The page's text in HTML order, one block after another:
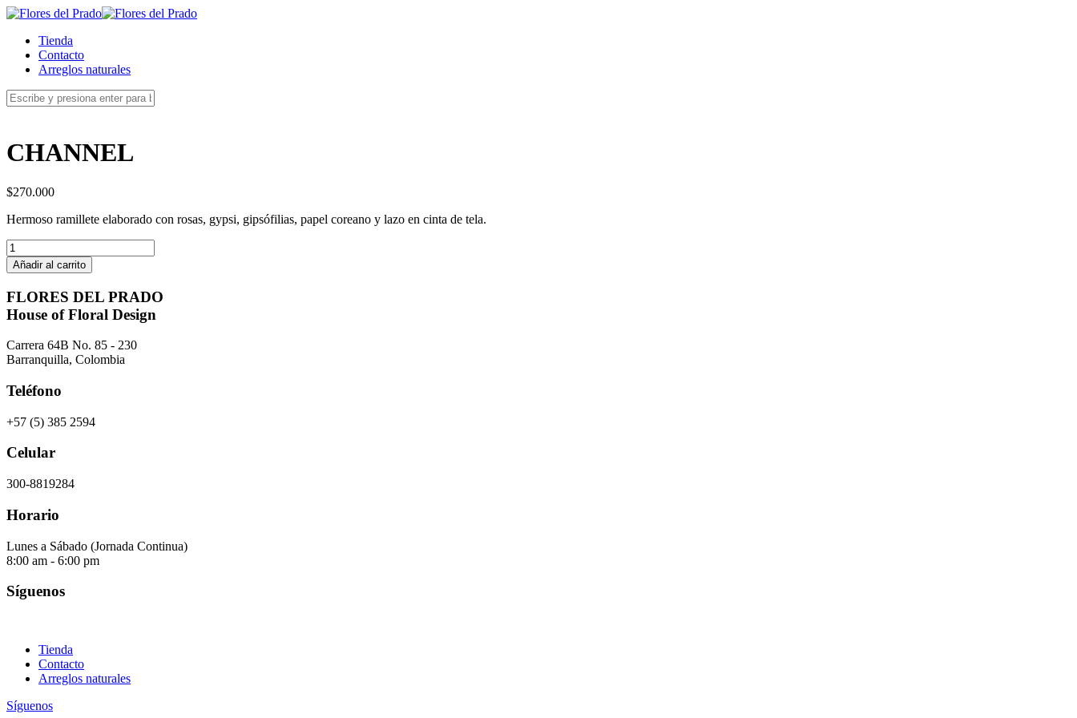
Tienda
Contacto
Arreglos naturales
CHANNEL
$270.000
Hermoso ramillete elaborado con rosas, gypsi, gipsófilias, papel coreano y lazo en cinta de tela.
CHANNEL
cantidad
Añadir al carrito
FLORES DEL PRADO
House of Floral Design
Carrera 64B No. 85 - 230
Barranquilla, Colombia
Teléfono
+57 (5) 385 2594
Celular
300-8819284
Horario
Lunes a Sábado (Jornada Continua)
8:00 am - 6:00 pm
Síguenos
Tienda
Contacto
Arreglos naturales
Síguenos